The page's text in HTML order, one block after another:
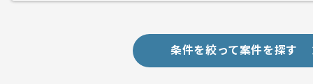
条件を絞って案件を探す